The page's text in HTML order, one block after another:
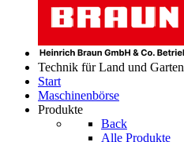
Technik für Land und Garten
Start
Maschinenbörse
Produkte
Back
Alle Produkte